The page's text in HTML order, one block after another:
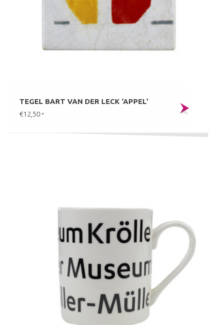
TEGEL BART VAN DER LECK 'APPEL'
€12,50 *